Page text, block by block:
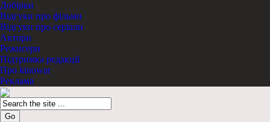
Добірки
Відгуки про фільми
Відгуки про серіали
Актори
Режисери
Підтримка редакції
Про kinowar
Реклама
Go